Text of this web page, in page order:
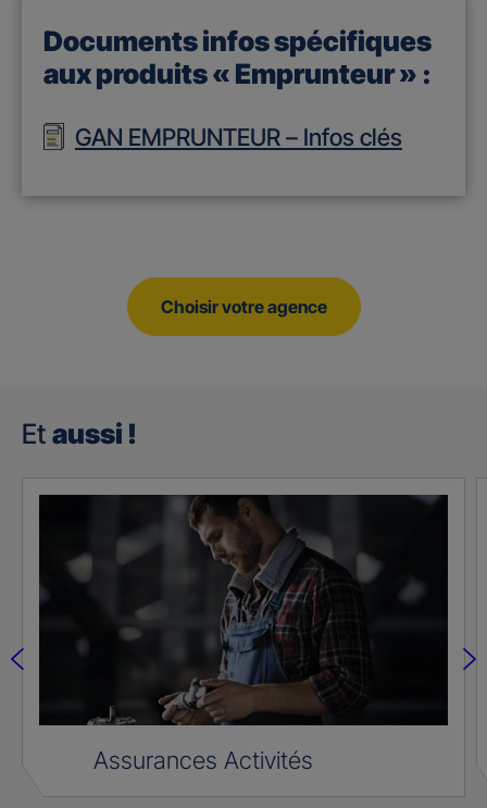
Documents infos spécifiques
aux produits « Emprunteur » :
GAN EMPRUNTEUR – Infos clés
Choisir votre agence
Et aussi !
Assurances Activités